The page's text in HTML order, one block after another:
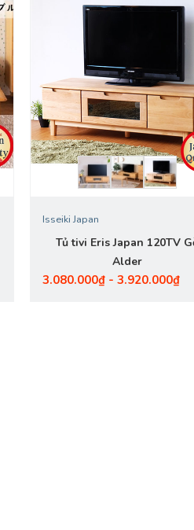
Isseiki Japan
Tủ tivi Eris Japan 120TV
Alder
3.080.000₫ - 3.920.000₫